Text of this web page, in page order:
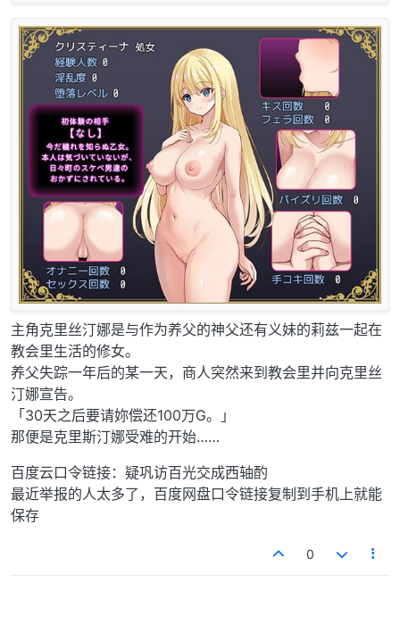
主角克里丝汀娜是与作为养父的神父还有义妹的莉兹一起在
教会里生活的修女。
养父失踪一年后的某一天，商人突然来到教会里并向克里丝
汀娜宣告。
「30天之后要请妳偿还100万G。」
那便是克里斯汀娜受难的开始……
百度云口令链接：疑巩访百光交成西轴酌
最近举报的人太多了，百度网盘口令链接复制到手机上就能
保存
0